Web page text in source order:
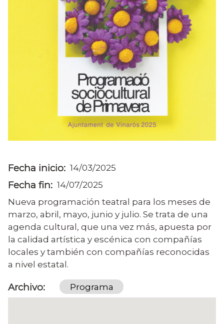
Fecha inicio 14/03/2025
Fecha fin
14/07/2025
Nueva programación teatral para los meses de
marzo, abril, mayo, junio y julio. Se trata de una
agenda cultural, que una vez más, apuesta por
la calidad artística y escénica con compañías
locales y también con compañías reconocidas
a nivel estatal.
Archivo Programa